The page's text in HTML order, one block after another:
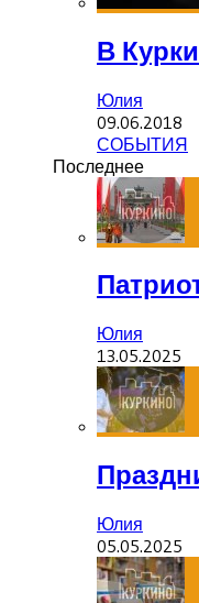
В
Юлия
09.06.2018
СОБЫТИЯ
Последнее
Юлия
13.05.2025
Юлия
05.05.2025